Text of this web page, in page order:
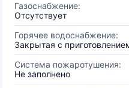
Газоснабжение:
Отсутствует
Горячее водоснабжение:
Закрытая с
Система пожаротушения:
Не заполнено